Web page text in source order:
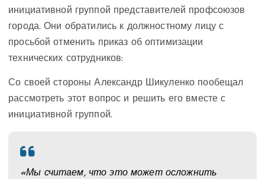
инициативной группой представителей профсоюзов
города. Они обратились к должностному лицу с
просьбой отменить приказ об оптимизации
технических сотрудников:
Со своей стороны Александр Шикуленко пообещал
рассмотреть этот вопрос и решить его вместе с
инициативной группой.
«Мы считаем, что это может осложнить